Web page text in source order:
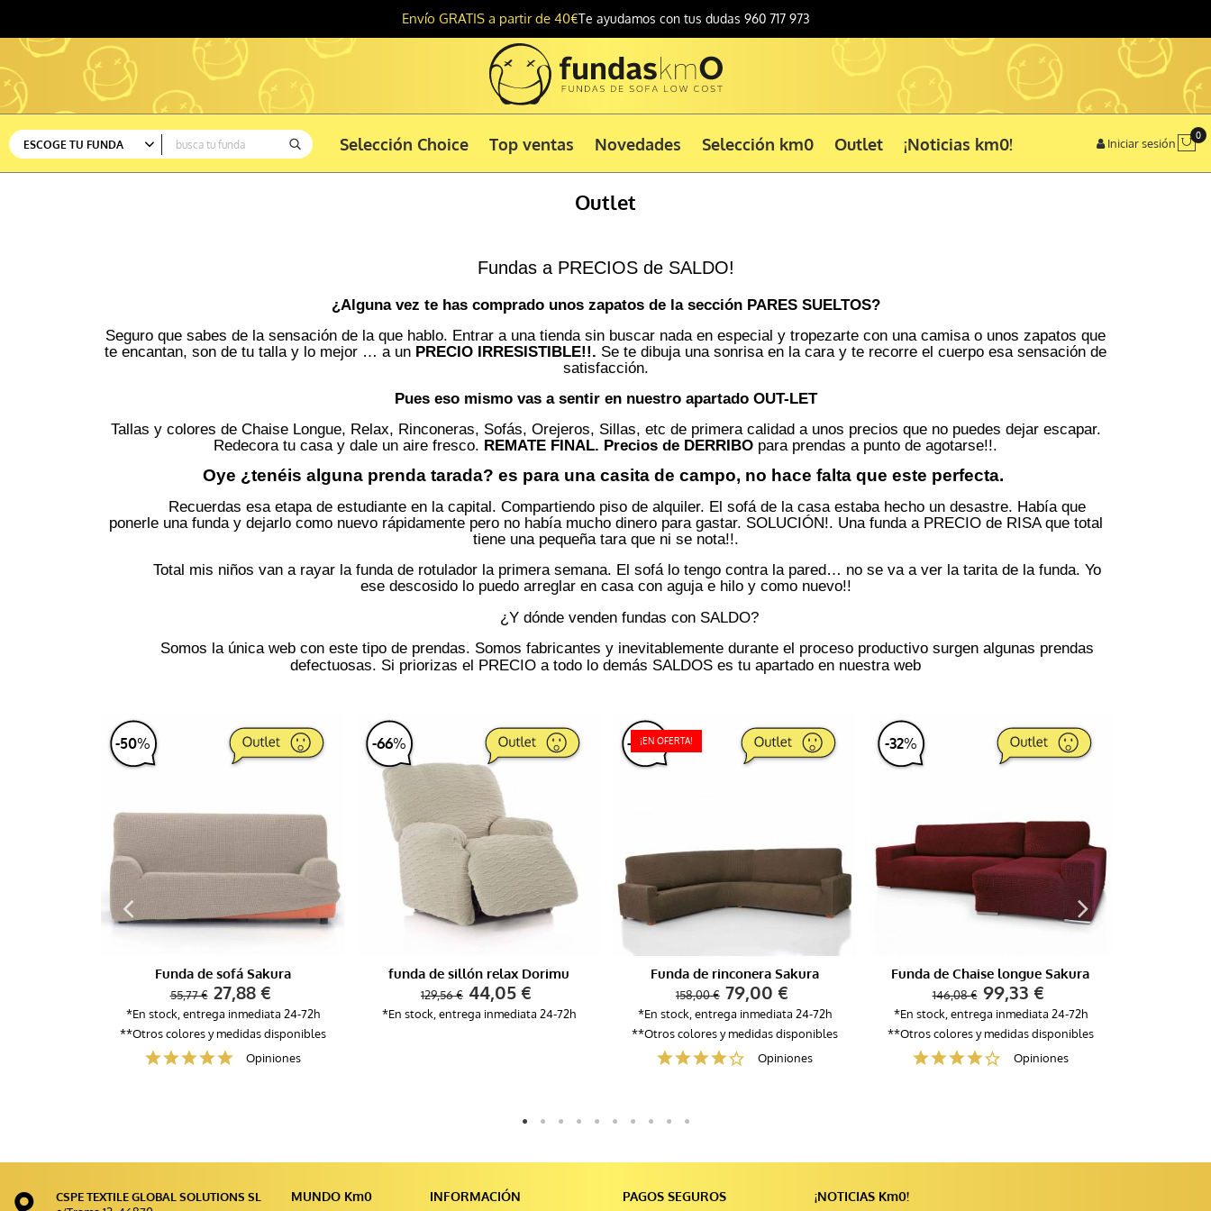
Envío GRATIS a partir de 40€Te ayudamos con tus dudas 960 717 973
ESCOGE TU FUNDA
Ver todas
Chaiselongue
Relax estandard
Relax pies juntos
Salva chaiselongue
Selección Choice Top ventas Novedades Selección km0 Outlet ¡Noticias km0! Iniciar sesión
0
Outlet
Fundas a PRECIOS de SALDO!
¿Alguna vez te has comprado unos zapatos de la sección PARES SUELTOS?
Seguro que sabes de la sensación de la que hablo. Entrar a una tienda sin buscar nada en especial y tropezarte con una camisa o unos zapatos que
te encantan, son de tu talla y lo mejor … a un PRECIO IRRESISTIBLE!!. Se te dibuja una sonrisa en la cara y te recorre el cuerpo esa sensación de
satisfacción.
Pues eso mismo vas a sentir en nuestro apartado OUT-LET
Tallas y colores de Chaise Longue, Relax, Rinconeras, Sofás, Orejeros, Sillas, etc de primera calidad a unos precios que no puedes dejar escapar.
Redecora tu casa y dale un aire fresco. REMATE FINAL. Precios de DERRIBO para prendas a punto de agotarse!!.
Oye ¿tenéis alguna prenda tarada? es para una casita de campo, no hace falta que este perfecta.
Recuerdas esa etapa de estudiante en la capital. Compartiendo piso de alquiler. El sofá de la casa estaba hecho un desastre. Había que
ponerle una funda y dejarlo como nuevo rápidamente pero no había mucho dinero para gastar. SOLUCIÓN!. Una funda a PRECIO de RISA que total
tiene una pequeña tara que ni se nota!!.
Total mis niños van a rayar la funda de rotulador la primera semana. El sofá lo tengo contra la pared… no se va a ver la tarita de la funda. Yo
ese descosido lo puedo arreglar en casa con aguja e hilo y como nuevo!!
¿Y dónde venden fundas con SALDO?
Somos la única web con este tipo de prendas. Somos fabricantes y inevitablemente durante el proceso productivo surgen algunas prendas
defectuosas. Si priorizas el PRECIO a todo lo demás SALDOS es tu apartado en nuestra web
-50%
Funda de sofá Sakura
55,77 € 27,88 €
*En stock, entrega inmediata 24-72h
**Otros colores y medidas disponibles
Opiniones
-66%
funda de sillón relax Dorimu
129,56 € 44,05 €
*En stock, entrega inmediata 24-72h
- 50%
¡EN OFERTA!
Funda de rinconera Sakura
158,00 € 79,00 €
*En stock, entrega inmediata 24-72h
**Otros colores y medidas disponibles
Opiniones
-32%
Funda de Chaise longue Sakura
146,08 € 99,33 €
*En stock, entrega inmediata 24-72h
**Otros colores y medidas disponibles
Opiniones
CSPE TEXTILE GLOBAL SOLUTIONS SL
MUNDO Km0 INFORMACIÓN PAGOS SEGUROS ¡NOTICIAS Km0!